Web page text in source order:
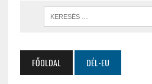
FŐOLDAL DÉL-EU